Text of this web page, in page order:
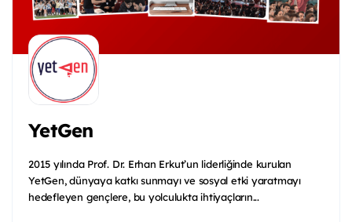
YetGen
2015 yılında Prof. Dr. Erhan Erkut’un liderliğinde kurulan
YetGen, dünyaya katkı sunmayı ve sosyal etki yaratmayı
hedefleyen gençlere, bu yolculukta ihtiyaçların...